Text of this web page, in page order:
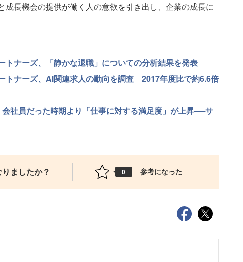
成長機会の提供が働く人の意欲を引き出し、企業の成長に
トナーズ、「静かな退職」についての分析結果を発表
トナーズ、AI関連求人の動向を調査 2017年度比で約6.6倍
社員だった時期より「仕事に対する満足度」が上昇──サ
ましたか？ 0 参考になった